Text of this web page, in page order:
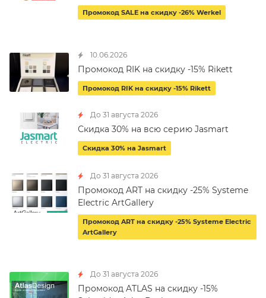
Промокод SALE на скидку -26% Werkel
10.06.2026
Промокод RIK на скидку -15% Rikett
Промокод RIK на скидку -15% Rikett
До 31 августа 2026
Скидка 30% на всю серию Jasmart
Скидка 30% на Jasmart
До 31 августа 2026
Промокод ART на скидку -25% Systeme
Electric ArtGallery
Промокод ART на скидку -25% Systeme Electric
ArtGallery
До 31 августа 2026
Промокод ATLAS на скидку -15%